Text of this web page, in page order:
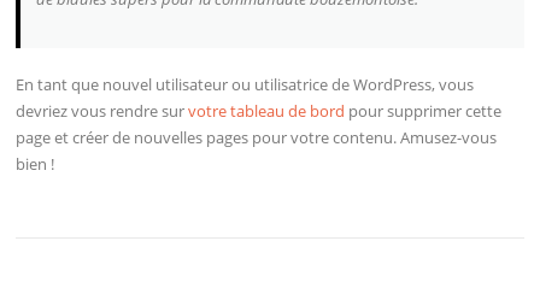
En tant que nouvel utilisateur ou utilisatrice de WordPress, vous
devriez vous rendre survotre tableau de bord pour supprimer cette
page et créer de nouvelles pages pour votre contenu. Amusez-vous
bien !